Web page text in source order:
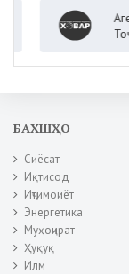
Агентии
БАХШҲО
Сиёсат
Иқтисод
Иҷтимоиёт
Энергетика
Муҳоҷират
Ҳуқуқ
Илм